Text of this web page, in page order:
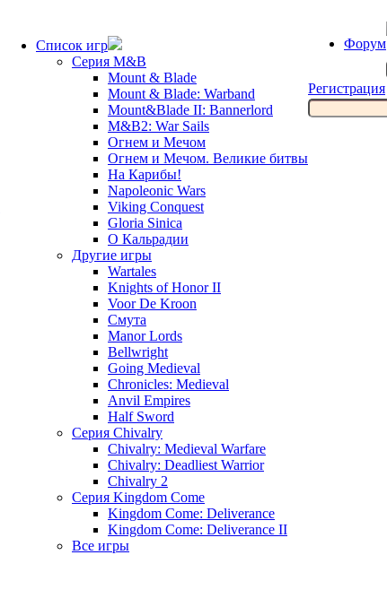
Список игр
Серия M&B
Mount & Blade
Mount & Blade: Warband
Mount&Blade II: Bannerlord
M&B2: War Sails
Огнем и Мечом
Огнем и Мечом. Великие битвы
На Карибы!
Napoleonic Wars
Viking Conquest
Gloria Sinica
О Кальрадии
Другие игры
Wartales
Knights of Honor II
Voor De Kroon
Смута
Manor Lords
Bellwright
Going Medieval
Chronicles: Medieval
Anvil Empires
Half Sword
Серия Chivalry
Chivalry: Medieval Warfare
Chivalry: Deadliest Warrior
Chivalry 2
Серия Kingdom Come
Kingdom Come: Deliverance
Kingdom Come: Deliverance II
Все игры
Форум
Регистрация